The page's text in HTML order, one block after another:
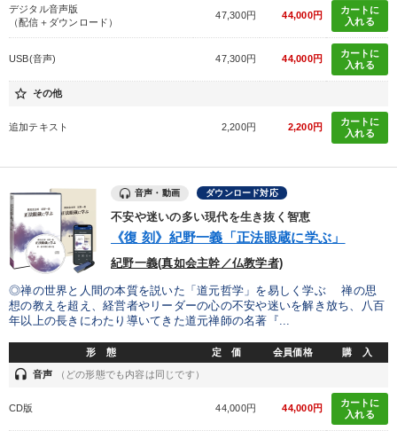
デジタル音声版
（配信＋ダウンロード）
47,300円 44,000円
カートに
入れる
USB(音声) 47,300円 44,000円
カートに
入れる
star_border その他
追加テキスト 2,200円 2,200円
カートに
入れる
音声・動画 ダウンロード対応
不安や迷いの多い現代を生き抜く智恵
《復 刻》紀野一義「正法眼蔵に学ぶ」
紀野一義(真如会主幹／仏教学者)
◎禅の世界と人間の本質を説いた「道元哲学」を易しく学ぶ 禅の思
想の教えを超え、経営者やリーダーの心の不安や迷いを解き放ち、八百
年以上の長きにわたり導いてきた道元禅師の名著『...
形 態 定 価 会員価格 購 入
headset 音声 （どの形態でも内容は同じです）
CD版 44,000円 44,000円
カートに
入れる